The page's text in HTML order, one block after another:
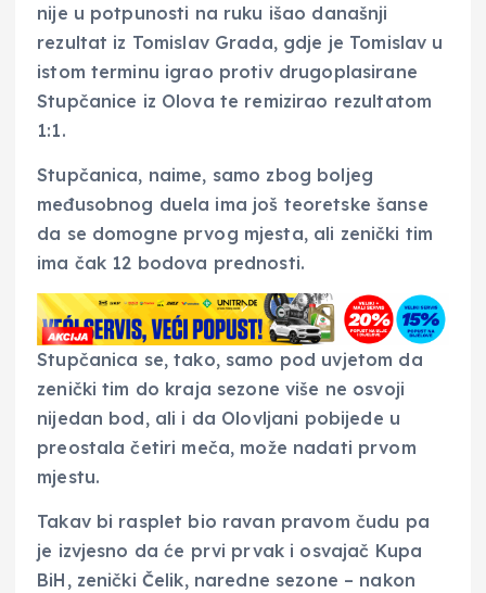
nije u potpunosti na ruku išao današnji
rezultat iz Tomislav Grada, gdje je Tomislav u
istom terminu igrao protiv drugoplasirane
Stupčanice iz Olova te remizirao rezultatom
1:1.
Stupčanica, naime, samo zbog boljeg
međusobnog duela ima još teoretske šanse
da se domogne prvog mjesta, ali zenički tim
ima čak 12 bodova prednosti.
Stupčanica se, tako, samo pod uvjetom da
zenički tim do kraja sezone više ne osvoji
nijedan bod, ali i da Olovljani pobijede u
preostala četiri meča, može nadati prvom
mjestu.
Takav bi rasplet bio ravan pravom čudu pa
je izvjesno da će prvi prvak i osvajač Kupa
BiH, zenički Čelik, naredne sezone – nakon